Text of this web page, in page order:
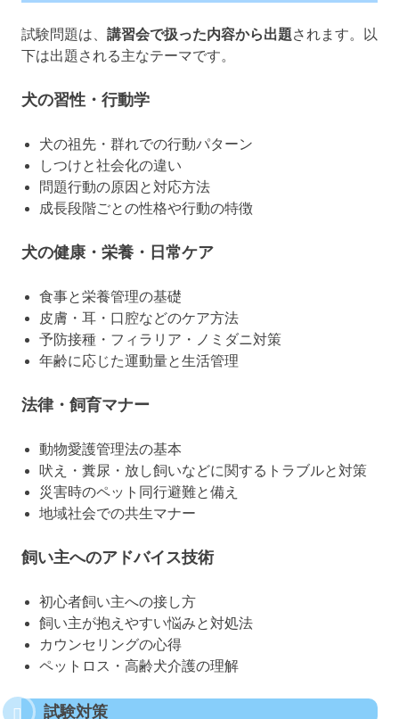
試験問題は、 講習会で扱った内容から出題されます。以
下は出題される主なテーマです。
犬の習性・行動学
犬の祖先・群れでの行動パターン
しつけと社会化の違い
問題行動の原因と対応方法
成長段階ごとの性格や行動の特徴
犬の健康・栄養・日常ケア
食事と栄養管理の基礎
皮膚・耳・口腔などのケア方法
予防接種・フィラリア・ノミダニ対策
年齢に応じた運動量と生活管理
法律・飼育マナー
動物愛護管理法の基本
吠え・糞尿・放し飼いなどに関するトラブルと対策
災害時のペット同行避難と備え
地域社会での共生マナー
飼い主へのアドバイス技術
初心者飼い主への接し方
飼い主が抱えやすい悩みと対処法
カウンセリングの心得
ペットロス・高齢犬介護の理解
試験対策